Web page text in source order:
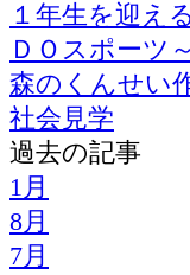
１年生を迎え
ＤＯスポーツ
森のくんせい
社会見学
過去の記事
1月
8月
7月